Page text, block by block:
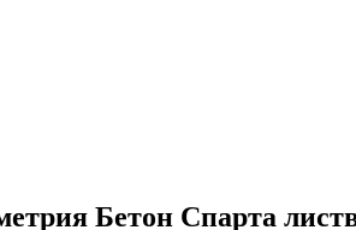
Бетон Спарта